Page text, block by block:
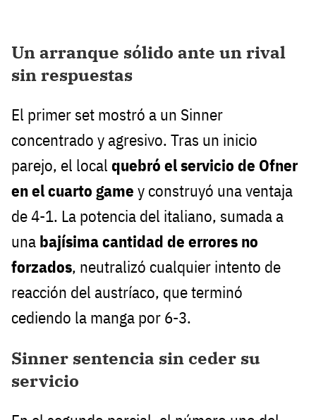
Un arranque sólido ante un rival
sin respuestas
El primer set mostró a un Sinner
concentrado y agresivo. Tras un inicio
parejo, el local quebró el servicio de Ofner
en el cuarto game y construyó una ventaja
de 4-1. La potencia del italiano, sumada a
una bajísima cantidad de errores no
forzados, neutralizó cualquier intento de
reacción del austríaco, que terminó
cediendo la manga por 6-3.
Sinner sentencia sin ceder su
servicio